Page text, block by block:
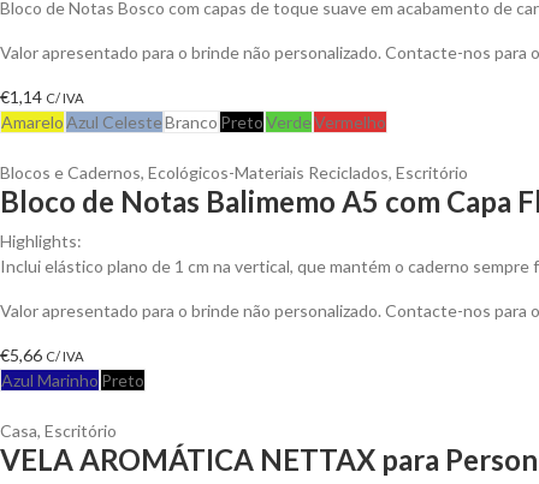
Bloco de Notas Bosco com capas de toque suave em acabamento de
Valor apresentado para o brinde não personalizado. Contacte-nos
€1,14 C/ IVA
AmareloAzul CelesteBranco PretoVerdeVermelho
Blocos e Cadernos, Ecológicos-Materiais Reciclados, Escritório
Bloco de Notas Balimemo A5 com Capa
Highlights:
Inclui elástico plano de 1 cm na vertical, que mantém o caderno
Valor apresentado para o brinde não personalizado. Contacte-nos
€5,66 C/ IVA
Azul Marinho Preto
Casa, Escritório
VELA AROMÁTICA NETTAX para